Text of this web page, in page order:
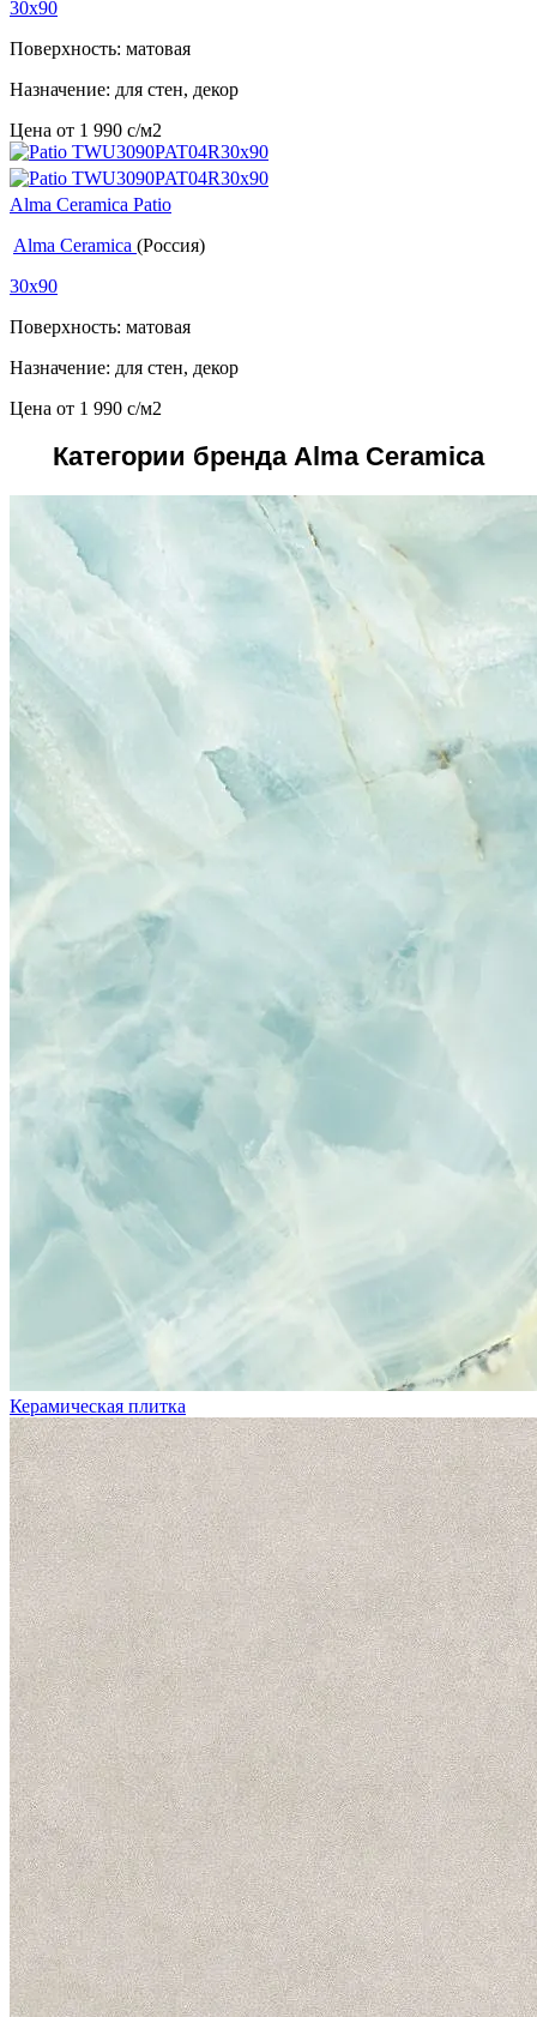
30x90
Поверхность: матовая
Назначение: для стен, декор
Цена от 1 990 c/м2
Alma Ceramica Patio
Alma Ceramica (Россия)
30x90
Поверхность: матовая
Назначение: для стен, декор
Цена от 1 990 c/м2
Категории бренда Alma Ceramica
Керамическая плитка